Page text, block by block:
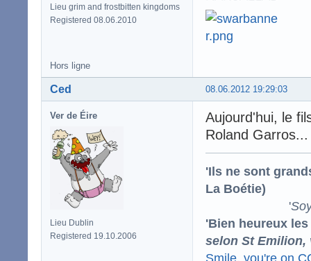
Lieu grim and frostbitten kingdoms
Registered 08.06.2010
Hors ligne
08.06.2012 19:29:03
Ced
Ver de Éire
Lieu Dublin
Registered 19.10.2006
Aujourd'hui, le
Roland
'Ils ne sont
La Boétie)
'
'Bien heureux
selon St Emilion,
Smile, you're on